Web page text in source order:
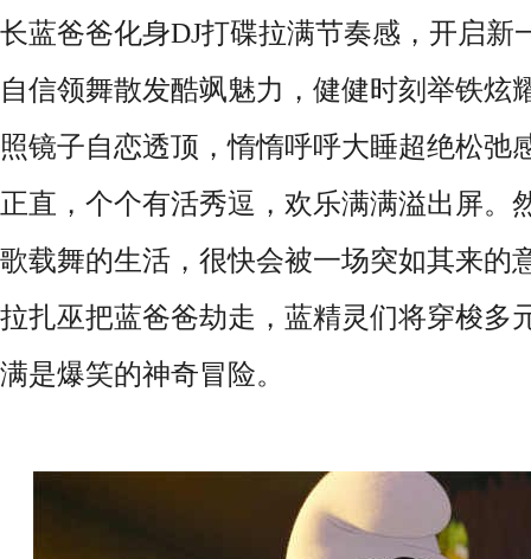
长蓝爸爸化身DJ打碟拉满节奏感，开启新
自信领舞散发酷飒魅力，健健时刻举铁炫
照镜子自恋透顶，惰惰呼呼大睡超绝松弛
正直，个个有活秀逗，欢乐满满溢出屏。
歌载舞的生活，很快会被一场突如其来的
拉扎巫把蓝爸爸劫走，蓝精灵们将穿梭多
满是爆笑的神奇冒险。